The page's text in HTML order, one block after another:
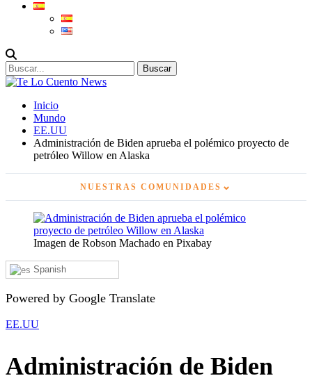
Inicio
Mundo
EE.UU
Administración de Biden aprueba el polémico proyecto de
petróleo Willow en Alaska
NUESTRAS COMUNIDADES ⌄
Imagen de Robson Machado en Pixabay
Spanish
Powered by Google Translate
EE.UU
Administración de Biden